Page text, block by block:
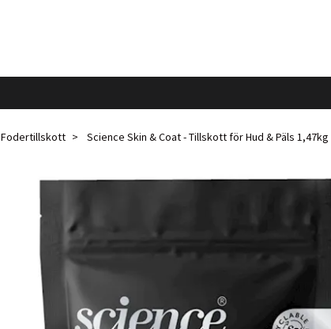
Fodertillskott Science Skin & Coat - Tillskott för Hud & Päls 1,47kg